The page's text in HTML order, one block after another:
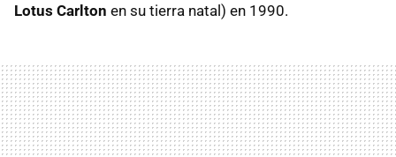
Lotus Carlton en su tierra natal) en 1990.